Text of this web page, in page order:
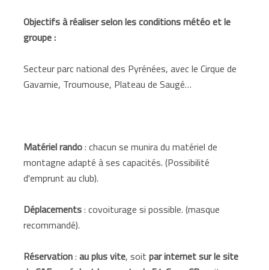
Objectifs à réaliser selon les conditions météo et le
groupe :
Secteur parc national des Pyrénées, avec le Cirque de
Gavarnie, Troumouse, Plateau de Saugé…
Matériel rando: chacun se munira du matériel de
montagne adapté à ses capacités. (Possibilité
d'emprunt au club).
Déplacements: covoiturage si possible. (masque
recommandé).
Réservation:au plus vite, soitpar internet sur le site